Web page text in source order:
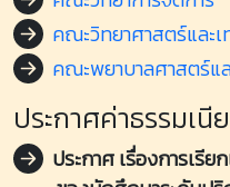
คณะวิทยาศาสตร์และเ
คณะพยาบาลศาสตร์แ
ประกาศค่าธรรมเ
ประกาศ เรื่องการเรี